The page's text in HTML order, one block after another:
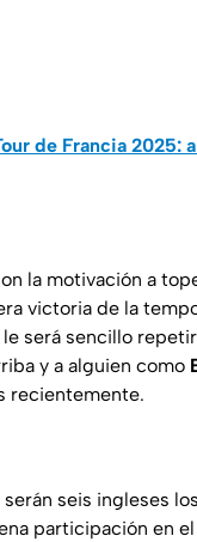
de Francia 2025:
la motivación a
victoria de la
será sencillo
y a alguien como
recientemente.
seis ingleses
participación en